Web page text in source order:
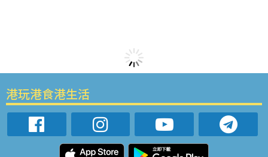
港玩港食港生活